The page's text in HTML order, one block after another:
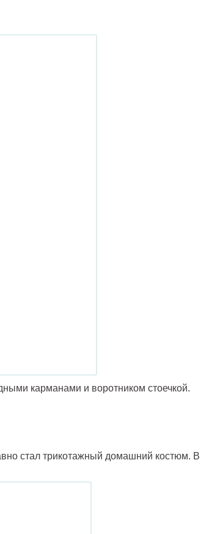
карманами и воротником стоечкой.
стал трикотажный домашний костюм. В